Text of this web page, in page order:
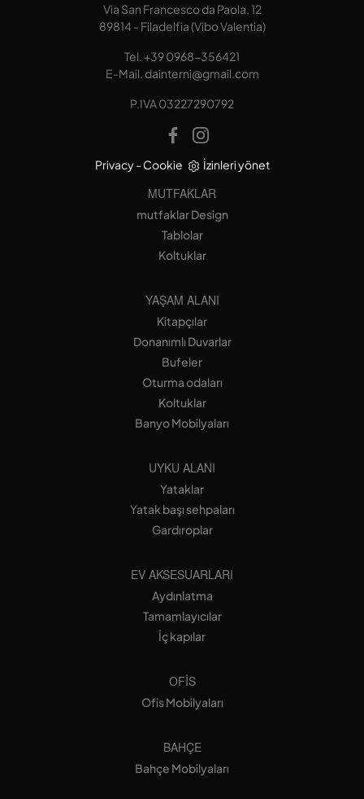
Via San Francesco da Paola, 12
89814 - Filadelfia (Vibo Valentia)
Tel.+39 0968-356421
E-Mail. dainterni@gmail.com
P.IVA 03227290792
Privacy- Cookie İzinleri yönet
MUTFAKLAR
mutfaklar Design
Tablolar
Koltuklar
YAŞAM ALANI
Kitapçılar
Donanımlı Duvarlar
Bufeler
Oturma odaları
Koltuklar
Banyo Mobilyaları
UYKU ALANI
Yataklar
Yatak başı sehpaları
Gardıroplar
EV AKSESUARLARI
Aydınlatma
Tamamlayıcılar
İç kapılar
OFIS
Ofis Mobilyaları
BAHÇE
Bahçe Mobilyaları